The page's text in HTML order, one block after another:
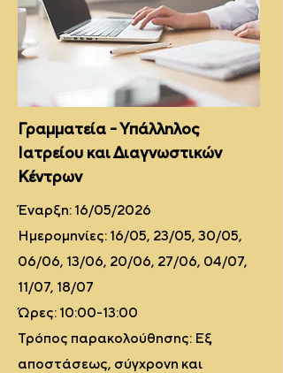
Γραμματεία - Υπάλληλος
Ιατρείου και Διαγνωστικών
Κέντρων
Έναρξη: 16/05/2026
Ημερομηνίες: 16/05, 23/05, 30/05,
06/06, 13/06, 20/06, 27/06, 04/07,
11/07, 18/07
Ώρες: 10:00-13:00
Τρόπος παρακολούθησης: Εξ
αποστάσεως, σύγχρονη και